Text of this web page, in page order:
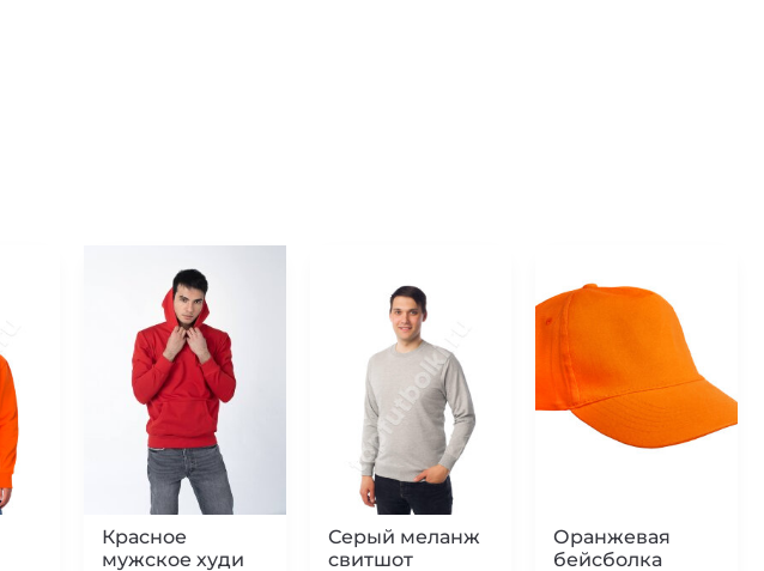
Красное
мужское худи
Серый меланж
свитшот
Оранжевая
бейсболка